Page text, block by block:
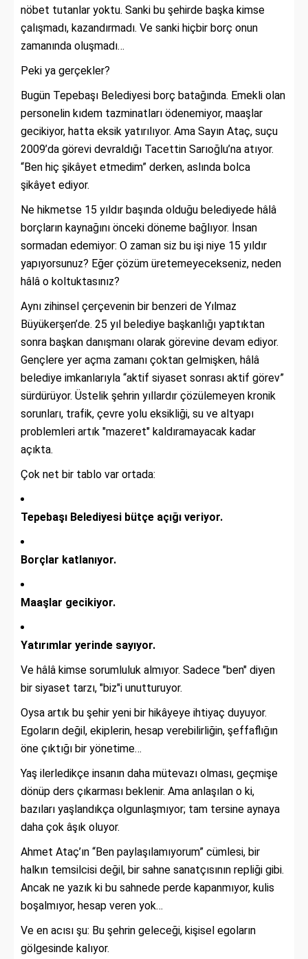
nöbet tutanlar yoktu. Sanki bu şehirde başka kimse
çalışmadı, kazandırmadı. Ve sanki hiçbir borç onun
zamanında oluşmadı…
Peki ya gerçekler?
Bugün Tepebaşı Belediyesi borç batağında. Emekli olan
personelin kıdem tazminatları ödenemiyor, maaşlar
gecikiyor, hatta eksik yatırılıyor. Ama Sayın Ataç, suçu
2009’da görevi devraldığı Tacettin Sarıoğlu’na atıyor.
“Ben hiç şikâyet etmedim” derken, aslında bolca
şikâyet ediyor.
Ne hikmetse 15 yıldır başında olduğu belediyede hâlâ
borçların kaynağını önceki döneme bağlıyor. İnsan
sormadan edemiyor: O zaman siz bu işi niye 15 yıldır
yapıyorsunuz? Eğer çözüm üretemeyecekseniz, neden
hâlâ o koltuktasınız?
Aynı zihinsel çerçevenin bir benzeri de Yılmaz
Büyükerşen’de. 25 yıl belediye başkanlığı yaptıktan
sonra başkan danışmanı olarak görevine devam ediyor.
Gençlere yer açma zamanı çoktan gelmişken, hâlâ
belediye imkanlarıyla “aktif siyaset sonrası aktif görev”
sürdürüyor. Üstelik şehrin yıllardır çözülemeyen kronik
sorunları, trafik, çevre yolu eksikliği, su ve altyapı
problemleri artık "mazeret" kaldıramayacak kadar
açıkta.
Çok net bir tablo var ortada:
Tepebaşı Belediyesi bütçe açığı veriyor.
Borçlar katlanıyor.
Maaşlar gecikiyor.
Yatırımlar yerinde sayıyor.
Ve hâlâ kimse sorumluluk almıyor. Sadece "ben" diyen
bir siyaset tarzı, "biz"i unutturuyor.
Oysa artık bu şehir yeni bir hikâyeye ihtiyaç duyuyor.
Egoların değil, ekiplerin, hesap verebilirliğin, şeffaflığın
öne çıktığı bir yönetime…
Yaş ilerledikçe insanın daha mütevazı olması, geçmişe
dönüp ders çıkarması beklenir. Ama anlaşılan o ki,
bazıları yaşlandıkça olgunlaşmıyor; tam tersine aynaya
daha çok âşık oluyor.
Ahmet Ataç’ın “Ben paylaşılamıyorum” cümlesi, bir
halkın temsilcisi değil, bir sahne sanatçısının repliği gibi.
Ancak ne yazık ki bu sahnede perde kapanmıyor, kulis
boşalmıyor, hesap veren yok…
Ve en acısı şu: Bu şehrin geleceği, kişisel egoların
gölgesinde kalıyor.